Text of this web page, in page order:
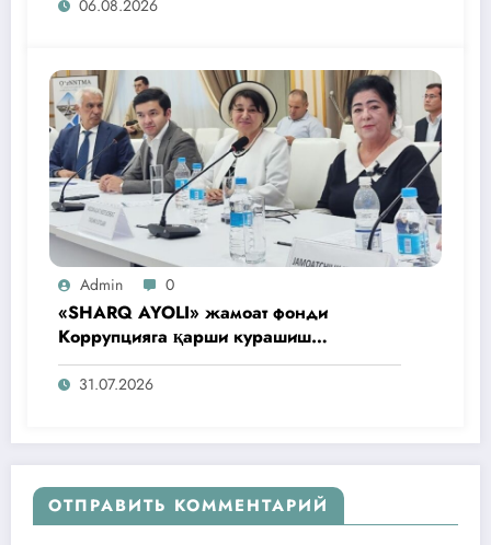
06.08.2026
Admin 0
«SHARQ AYOLI» жамоат фонди
Коррупцияга қарши курашиш
агентлигидаги жамоат эшитувида
ташаббусларини тақдим этди
31.07.2026
ОТПРАВИТЬ КОММЕНТАРИЙ